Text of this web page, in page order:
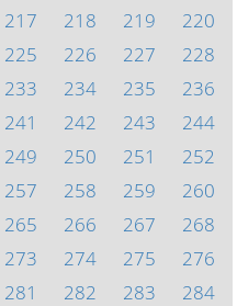
217 218 219
220
225 226 227
228
233 234 235
236
241 242 243
244
249 250 251
252
257 258 259
260
265 266 267
268
273 274 275
276
281 282 283
284